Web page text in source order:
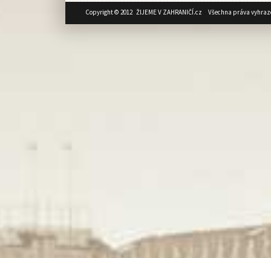
Copyright © 2012 ŽIJEME V ZAHRANIČÍ.cz Všechna práva